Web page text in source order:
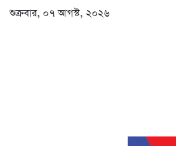
শুক্রবার, ০৭ আগস্ট, ২০২৬